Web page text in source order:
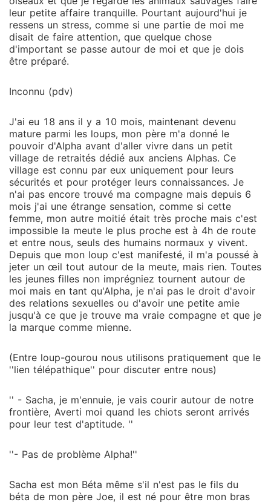
leur petite affaire tranquille. Pourtant aujourd'hui je
ressens un stress, comme si une partie de moi me
disait de faire attention, que quelque chose
d'important se passe autour de moi et que je dois
être préparé.
Inconnu (pdv)
J'ai eu 18 ans il y a 10 mois, maintenant devenu
mature parmi les loups, mon père m'a donné le
pouvoir d'Alpha avant d'aller vivre dans un petit
village de retraités dédié aux anciens Alphas. Ce
village est connu par eux uniquement pour leurs
sécurités et pour protéger leurs connaissances. Je
n'ai pas encore trouvé ma compagne mais depuis 6
mois j'ai une étrange sensation, comme si cette
femme, mon autre moitié était très proche mais c'est
impossible la meute le plus proche est à 4h de route
et entre nous, seuls des humains normaux y vivent.
Depuis que mon loup c'est manifesté, il m'a poussé à
jeter un œil tout autour de la meute, mais rien. Toutes
les jeunes filles non imprégniez tournent autour de
moi mais en tant qu'Alpha, je n'ai pas le droit d'avoir
des relations sexuelles ou d'avoir une petite amie
jusqu'à ce que je trouve ma vraie compagne et que je
la marque comme mienne.
(Entre loup-gourou nous utilisons pratiquement que le
''lien télépathique'' pour discuter entre nous)
'' - Sacha, je m'ennuie, je vais courir autour de notre
frontière, Averti moi quand les chiots seront arrivés
pour leur test d'aptitude. ''
''- Pas de problème Alpha!''
Sacha est mon Béta même s'il n'est pas le fils du
béta de mon père Joe, il est né pour être mon bras